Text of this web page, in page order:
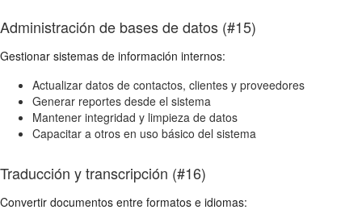
Administración de bases de datos (#15)
Gestionar sistemas de información internos:
Actualizar datos de contactos, clientes y proveedores
Generar reportes desde el sistema
Mantener integridad y limpieza de datos
Capacitar a otros en uso básico del sistema
Traducción y transcripción (#16)
Convertir documentos entre formatos e idiomas: